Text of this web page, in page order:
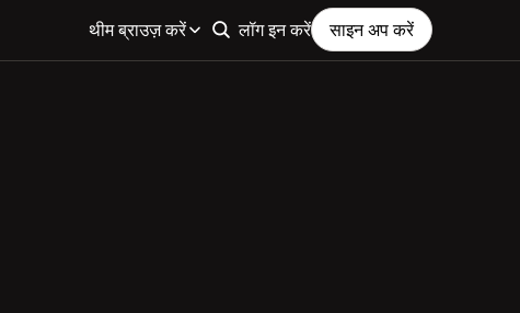
थीम ब्राउज़ करें लॉग इन करें साइन अप करें